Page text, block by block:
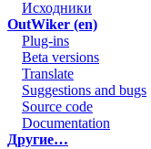
Исходники
OutWiker (en)
Plug-ins
Beta versions
Translate
Suggestions and bugs
Source code
Documentation
Другие…